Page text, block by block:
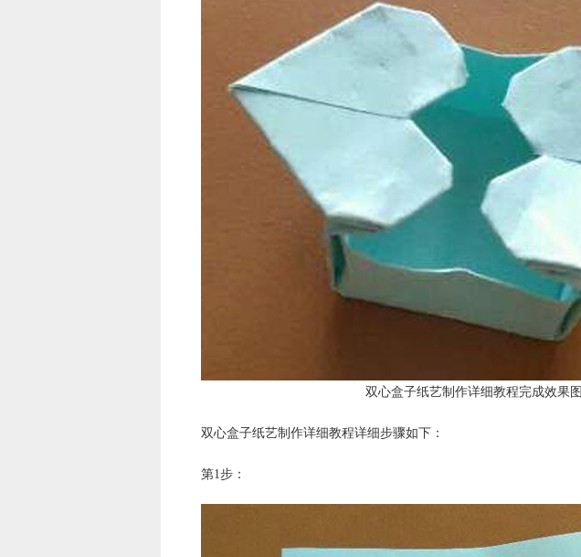
双心盒子纸艺制作详细教程完成效果图
双心盒子纸艺制作详细教程详细步骤如下：
第1步：